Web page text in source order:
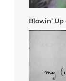
Blowin’ Up